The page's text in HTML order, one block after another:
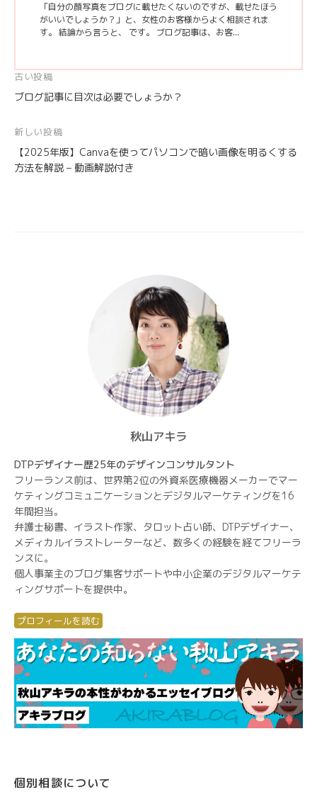
「自分の顔写真をブログに載せたくないのですが、載せたほう
がいいでしょうか？」と、女性のお客様からよく相談されま
す。 結論から言うと、 です。 ブログ記事は、お客...
投
稿
ナ
ビ
ゲ
古い投稿
ブログ記事に目次は必要でしょうか？
新しい投稿
【2025年版】Canvaを使ってパソコンで暗い画像を明るくする
方法を解説 – 動画解説付き
秋山アキラ
DTPデザイナー歴25年のデザインコンサルタント
フリーランス前は、世界第2位の外資系医療機器メーカーでマー
ケティングコミュニケーションとデジタルマーケティングを16
年間担当。
弁護士秘書、イラスト作家、タロット占い師、DTPデザイナー、
メディカルイラストレーターなど、数多くの経験を経てフリーラ
ンスに。
個人事業主のブログ集客サポートや中小企業のデジタルマーケテ
ィングサポートを提供中。
プロフィールを読む
個別相談について